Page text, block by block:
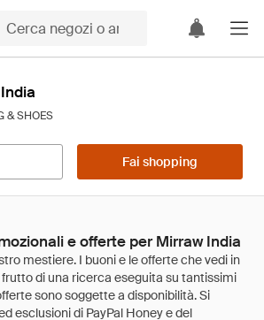
& SHOES
Fai shopping
e offerte per Mirraw India